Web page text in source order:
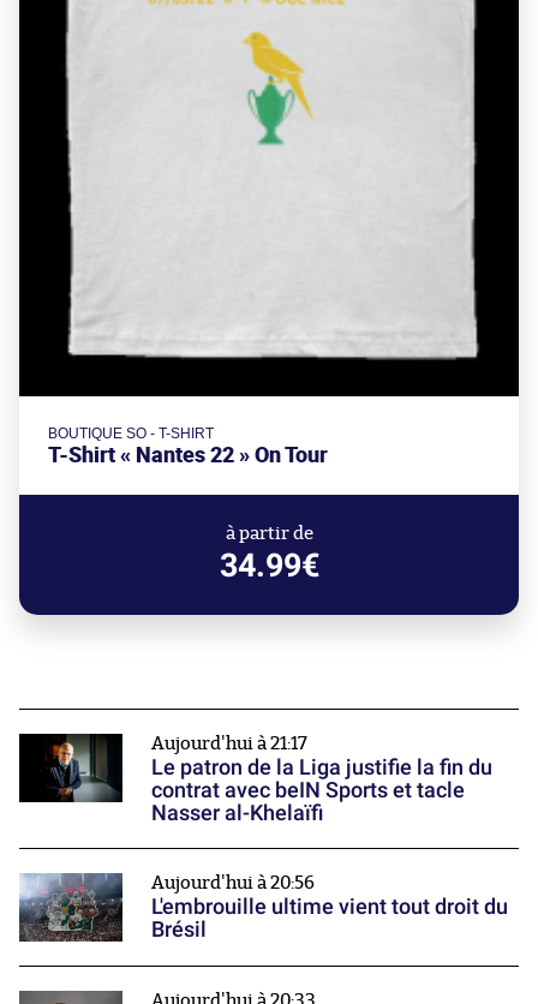
BOUTIQUE SO - T-SHIRT
T-Shirt « Nantes 22 » On Tour
à partir de
34.99€
Aujourd'hui à 21:17
Le patron de la Liga justifie la fin du
contrat avec beIN Sports et tacle
Nasser al-Khelaïfi
Aujourd'hui à 20:56
L'embrouille ultime vient tout droit du
Brésil